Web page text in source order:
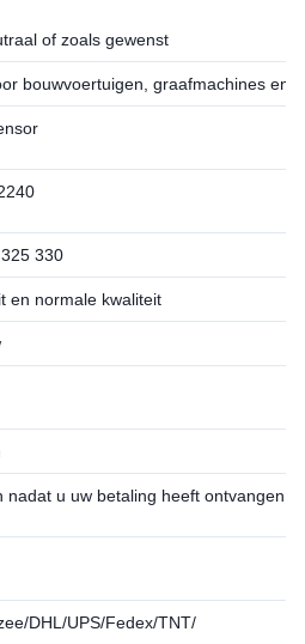
of zoals gewenst
bouwvoertuigen, graafmachines en
330
en normale kwaliteit
nadat u uw betaling heeft ontvangen
DHL/UPS/Fedex/TNT/